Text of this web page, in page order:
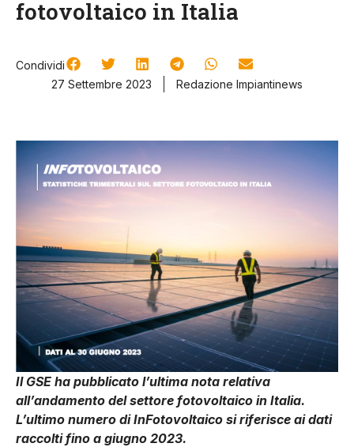
fotovoltaico in Italia
Condividi
27 Settembre 2023
Redazione Impiantinews
Il GSE ha pubblicato l’ultima nota relativa
all’andamento del settore fotovoltaico in Italia.
L’ultimo numero di InFotovoltaico si riferisce ai dati
raccolti fino a giugno 2023.